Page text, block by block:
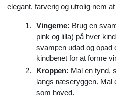
elegant, farverig og utrolig nem at
Vingerne: Brug en
pink og lilla) på hver
svampen udad og opad
kindbenet for at forme
Kroppen: Mal en tynd,
langs næseryggen. Mal
som hoved.